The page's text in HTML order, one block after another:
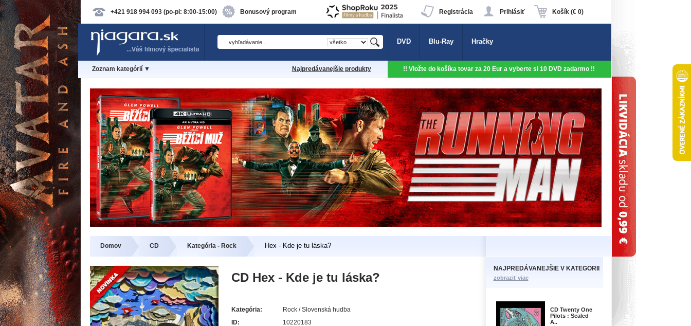
+421 918 994 093 (po-pi: 8:00-15:00) Bonusový program Košík (€ 0)
Prihlásiť
Registrácia
DVD Blu-Ray Hračky
Zoznam kategórií ▼ Najpredávanejšie produkty !! Vložte do košíka tovar za 20 Eur a vyberte si 10 DVD zadarmo !!
Domov CD Kategória - Rock Hex - Kde je tu láska?
CD Hex - Kde je tu láska?
Kategória:
Rock / Slovenská hudba
ID:
10220183
NAJPREDÁVANEJŠIE V KATEGORII
zobraziť viac
CD Twenty One
Pilots : Scaled
A..